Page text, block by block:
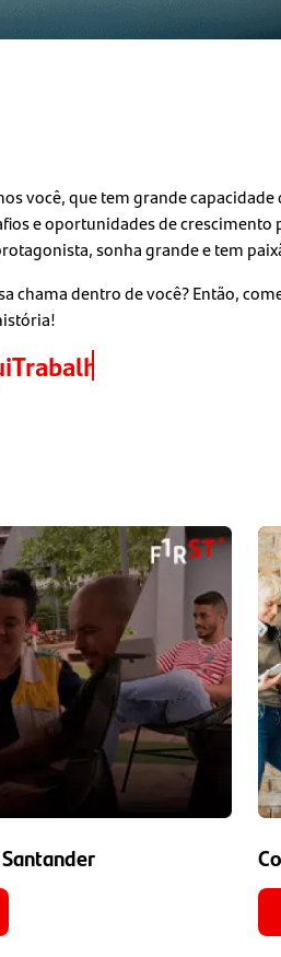
você, que tem grande capacidade
e oportunidades de crescimento
sonha grande e tem
chama dentro de você? Então,